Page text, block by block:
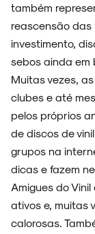
também
reascensão das
investimento,
sebos ainda em
Muitas vezes,
clubes e até
pelos próprios
de discos de
grupos na
dicas e fazem
Amigues do
ativos e, muitas
calorosas.